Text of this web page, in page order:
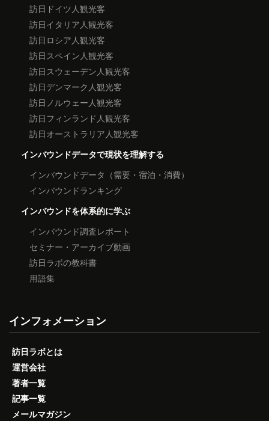
訪日ドイツ人観光客
訪日イタリア人観光客
訪日ロシア人観光客
訪日スペイン人観光客
訪日スウェーデン人観光客
訪日デンマーク人観光客
訪日ノルウェー人観光客
訪日フィンランド人観光客
訪日オーストラリア人観光客
インバウンドデータで現状を理解する
インバウンドデータ（需要・宿泊・消費）
インバウンドランキング
インバウンドを体系的に学ぶ
インバウンド調査レポート
セミナー・アーカイブ動画
訪日ラボの教科書
用語集
インフォメーション
訪日ラボとは
運営会社
著者一覧
記事一覧
メールマガジン